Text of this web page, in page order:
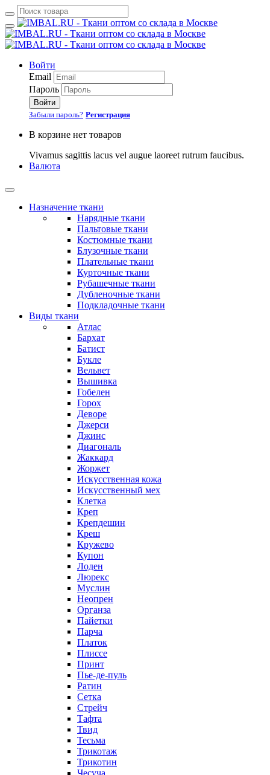
Войти
Email
Пароль
Войти
Забыли пароль? Регистрация
В корзине нет товаров
Vivamus sagittis lacus vel augue laoreet rutrum faucibus.
Валюта
Назначение ткани
Нарядные ткани
Пальтовые ткани
Костюмные ткани
Блузочные ткани
Плательные ткани
Курточные ткани
Рубашечные ткани
Дубленочные ткани
Подкладочные ткани
Виды ткани
Атлас
Бархат
Батист
Букле
Вельвет
Вышивка
Гобелен
Горох
Деворе
Джерси
Джинс
Диагональ
Жаккард
Жоржет
Искусственная кожа
Искусственный мех
Клетка
Креп
Крепдешин
Креш
Кружево
Купон
Лоден
Люрекс
Муслин
Неопрен
Органза
Пайетки
Парча
Платок
Плиссе
Принт
Пье-де-пуль
Ратин
Сетка
Стрейч
Тафта
Твид
Тесьма
Трикотаж
Трикотин
Чесуча